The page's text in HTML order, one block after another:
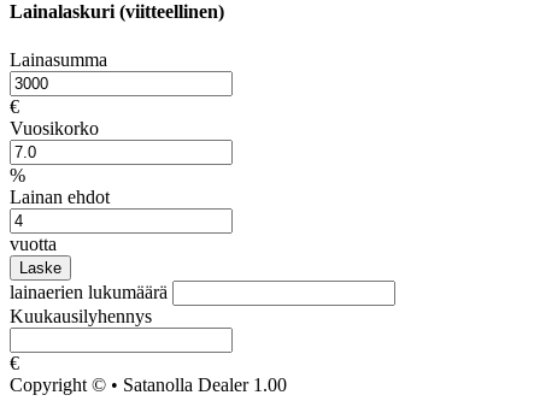
Lainalaskuri (viitteellinen)
Lainasumma
€
Vuosikorko
%
Lainan ehdot
vuotta
Laske
lainaerien lukumäärä
Kuukausilyhennys
€
Copyright © • Satanolla Dealer 1.00